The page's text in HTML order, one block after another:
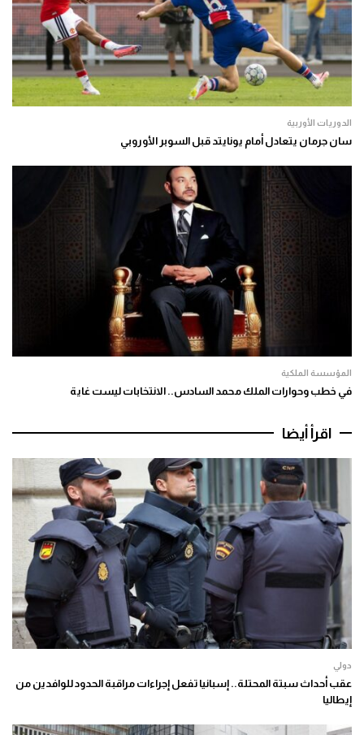
الدوريات الأوربية
سان جرمان يتعادل أمام يونايتد قبل السوبر الأوروبي
المؤسسة الملكية
في خطب وحوارات الملك محمد السادس.. الانتخابات ليست غاية
اقرأ أيضا
دولي
عقب أحداث سبتة المحتلة.. إسبانيا تفعل إجراءات مراقبة الحدود للوافدين من
إيطاليا